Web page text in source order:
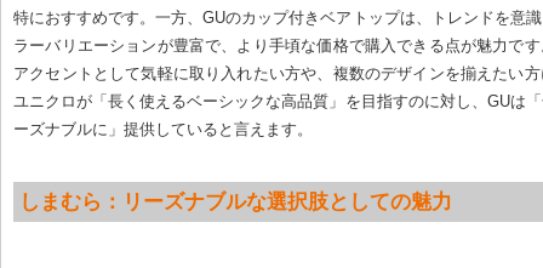
特におすすめです。一方、GUのカップ付きベアトップは、トレンドを意
ラーバリエーションが豊富で、より手頃な価格で購入できる点が魅力で
アクセントとして気軽に取り入れたい方や、複数のデザインを揃えたい
ユニクロが「長く使えるベーシックな高品質」を目指すのに対し、GUは
ーズナブルに」提供していると言えます。
しまむら：リーズナブルな選択肢としての魅力